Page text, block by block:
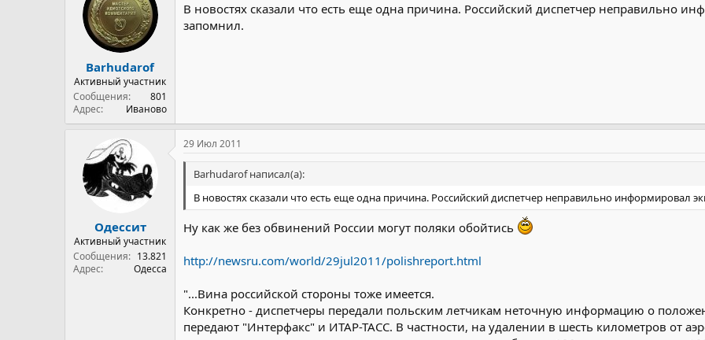
Barhudarof
Активный участник
Сообщения
801
Адрес
Иваново
В новостях сказали что есть еще одна причина. Российский диспетчер неправильно
запомнил.
Одессит
Активный участник
Сообщения
13.821
Адрес
Одесса
29 Июл 2011
Barhudarof написал(а):
В новостях сказали что есть еще одна причина. Российский диспетчер неправильно информировал
Ну как же без обвинений России могут поляки обойтись
http://newsru.com/world/29jul2011/polishreport.html
"...Вина российской стороны тоже имеется.
Конкретно - диспетчеры передали польским летчикам неточную информацию о
передают "Интерфакс" и ИТАР-ТАСС. В частности, на удалении в шесть километров от